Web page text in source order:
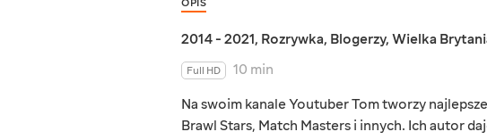
OPIS
2014 - 2021, Rozrywka, Blogerzy, Wielka
Full HD
10 min
Na swoim kanale Youtuber Tom tworzy
Brawl Stars, Match Masters i innych. Ich autor